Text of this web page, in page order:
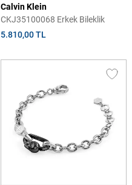
Calvin Klein
CKJ35100068 Erkek Bileklik
5.810,00 TL